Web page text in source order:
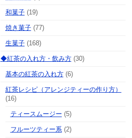
和菓子(19)
焼き菓子(77)
生菓子(168)
◆紅茶の入れ方・飲み方(30)
基本の紅茶の入れ方(6)
紅茶レシピ（アレンジティーの作り方）
(16)
ティースムージー (5)
フルーツティー系 (2)